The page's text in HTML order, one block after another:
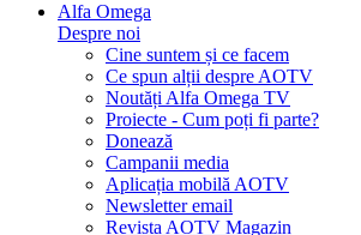
Alfa Omega
Despre noi
Cine suntem și ce facem
Ce spun alții despre AOTV
Noutăți Alfa Omega TV
Proiecte - Cum poți fi parte?
Donează
Campanii media
Aplicația mobilă AOTV
Newsletter email
Revista AOTV Magazin